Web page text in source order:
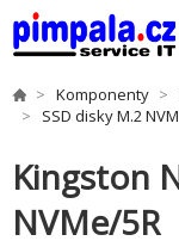
Komponenty
SSD disky M.2
Kingston
NVMe/5R